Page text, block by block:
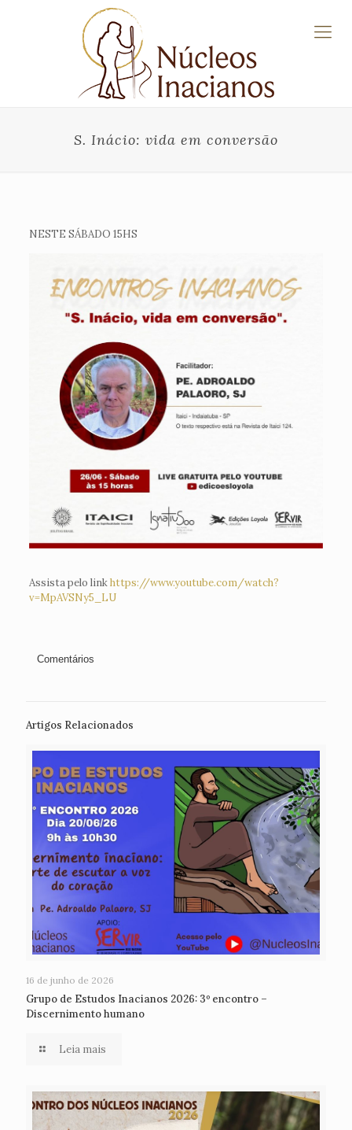
S. Inácio: vida em conversão
NESTE SÁBADO 15HS
Assista pelo linkhttps://www.youtube.com/watch?
v=MpAVSNy5_LU
Comentários
Artigos Relacionados
16 de junho de 2026
Grupo de Estudos Inacianos 2026: 3º encontro –
Discernimento humano
Leia mais